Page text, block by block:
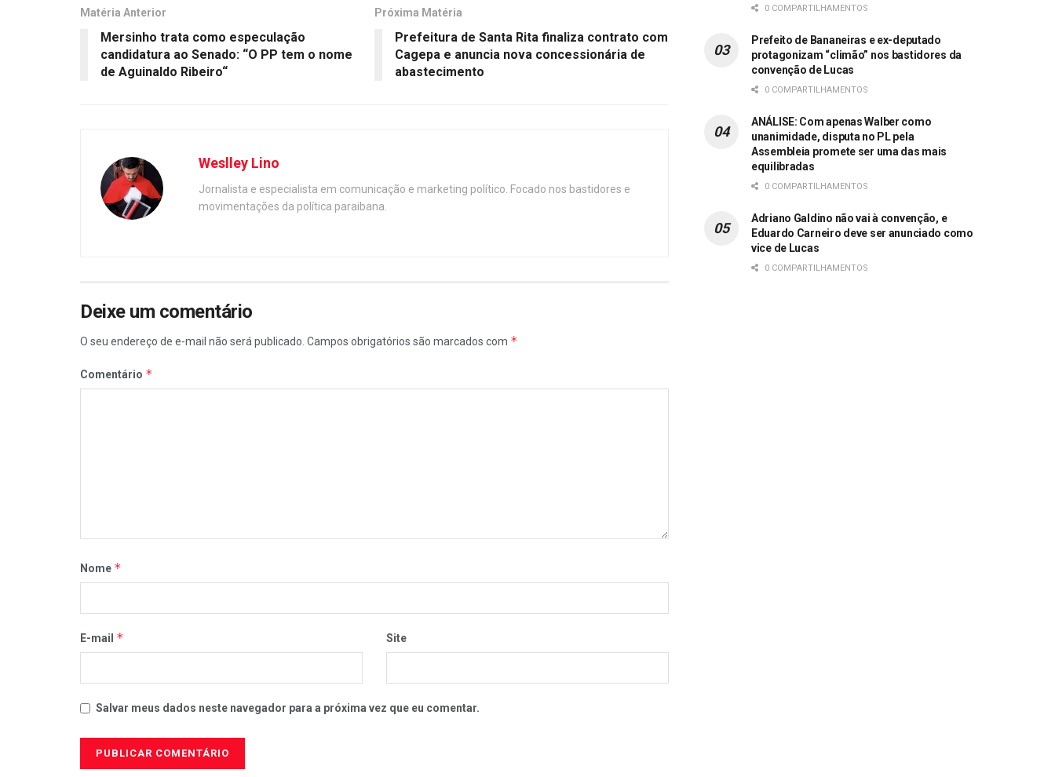
Matéria Anterior
Mersinho trata como especulação
candidatura ao Senado: “O PP tem o nome
de Aguinaldo Ribeiro“
Próxima Matéria
Prefeitura de Santa Rita finaliza contrato com
Cagepa e anuncia nova concessionária de
abastecimento
Weslley Lino
Jornalista e especialista em comunicação e marketing político. Focado nos bastidores e
movimentações da política paraibana.
Deixe um comentário
O seu endereço de e-mail não será publicado. Campos obrigatórios são marcados com *
Comentário *
Nome *
E-mail * Site
Salvar meus dados neste navegador para a próxima vez que eu comentar.
0 COMPARTILHAMENTOS
Prefeito de Bananeiras e ex-deputado
protagonizam “climão” nos bastidores da
convenção de Lucas
0 COMPARTILHAMENTOS
ANÁLISE: Com apenas Walber como
unanimidade, disputa no PL pela
Assembleia promete ser uma das mais
equilibradas
0 COMPARTILHAMENTOS
Adriano Galdino não vai à convenção, e
Eduardo Carneiro deve ser anunciado como
vice de Lucas
0 COMPARTILHAMENTOS